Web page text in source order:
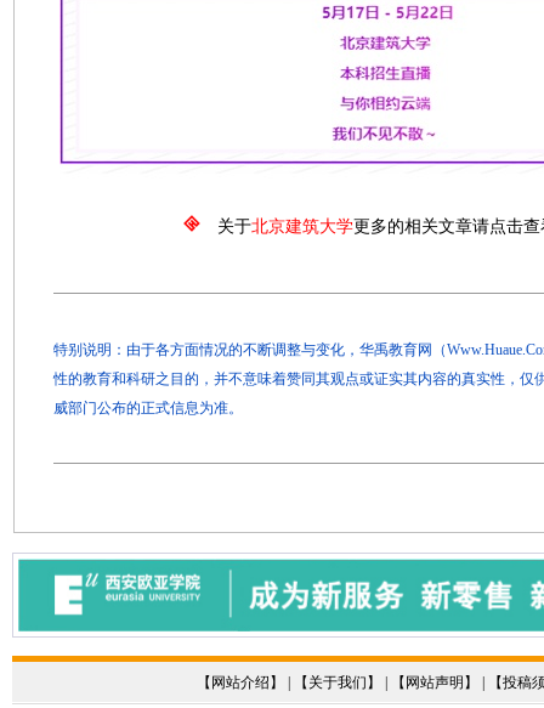
关于北京建筑大学更多的相关文章请点击查
特别说明：由于各方面情况的不断调整与变化，华禹教育网（
性的教育和科研之目的，并不意味着赞同其观点或证实其内容的真实性，仅
威部门公布的正式信息为准。
【 网站介绍 】 | 【 关于我们 】 | 【 网站声明 】 | 【投稿